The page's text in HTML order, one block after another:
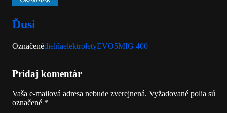
Ďusi
OznačenédielňaelektroletyEVO5MIG 400
Pridaj komentár
Vaša e-mailová adresa nebude zverejnená. Vyžadované polia sú
označené *